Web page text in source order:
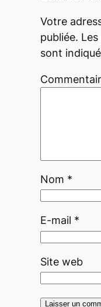
Votre
publiée.
sont
Nom *
E-mail *
Site web